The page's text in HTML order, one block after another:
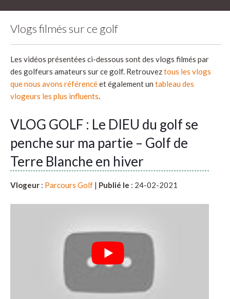
Vlogs filmés sur ce golf
Les vidéos présentées ci-dessous sont des vlogs filmés par
des golfeurs amateurs sur ce golf. Retrouveztous les vlogs
que nous avons référencéet également un tableau des
vlogeurs les plus influents.
VLOG GOLF : Le DIEU du golf se
penche sur ma partie – Golf de
Terre Blanche en hiver
Vlogeur : Parcours Golf | Publié le : 24-02-2021